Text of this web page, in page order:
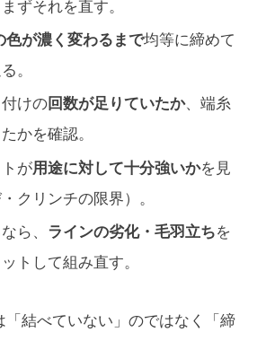
ずそれを直す。
色が濃く変わるまで均等に締めて
。
けの回数が足りていたか、端糸
かを確認。
が用途に対して十分強いかを見
クリンチの限界）。
ら、 ラインの劣化・毛羽立ちを
トして組み直す。
「結べていない」のではなく「締